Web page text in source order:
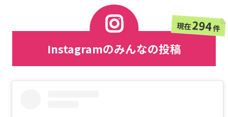
Instagramのみんなの投稿
現在294件